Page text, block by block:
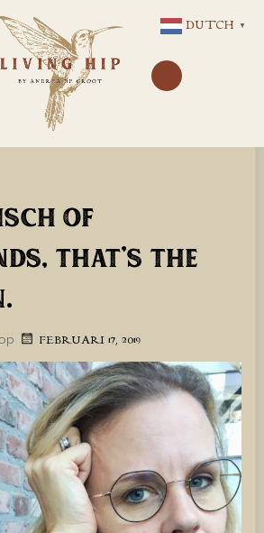
NAAR
DE
INHOUD
OF
THAT’S THE
FEBRUARI 17, 2019
DUTCH ▼